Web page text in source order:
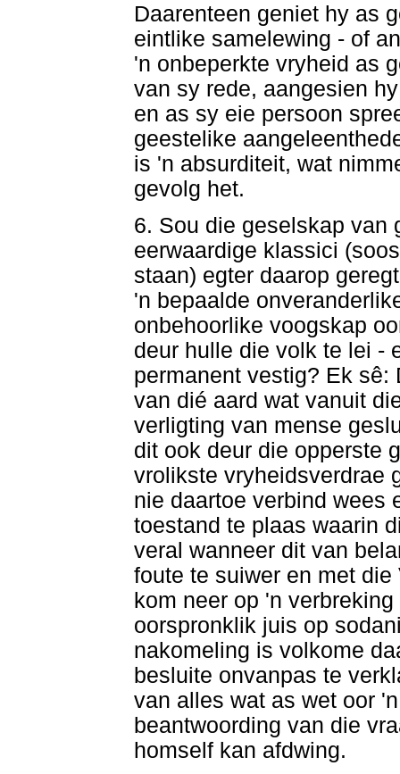
Daarenteen geniet hy as
eintlike samelewing - of
'n onbeperkte vryheid as
van sy rede, aangesien
en as sy eie persoon
geestelike
is 'n absurditeit, wat
gevolg het.
6. Sou die geselskap van
eerwaardige klassici
staan) egter daarop
'n bepaalde
onbehoorlike voogskap
deur hulle die volk te lei -
permanent vestig? Ek
van dié aard wat vanuit
verligting van mense
dit ook deur die opperste
vrolikste vryheidsverdrae
nie daartoe verbind wees
toestand te plaas waarin
veral wanneer dit van
foute te suiwer en met
kom neer op 'n
oorspronklik juis op
nakomeling is volkome
besluite onvanpas te
van alles wat as wet oor
beantwoording van die
homself kan afdwing.